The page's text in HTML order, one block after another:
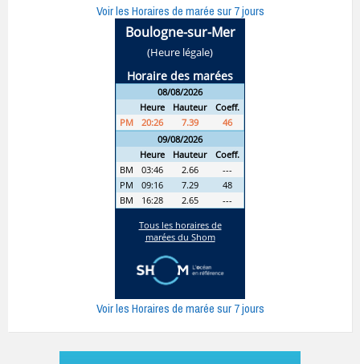
Voir les Horaires de marée sur 7 jours
Voir les Horaires de marée sur 7 jours